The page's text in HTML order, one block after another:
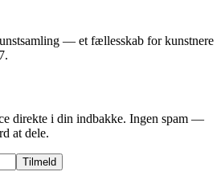
— et fællesskab for kunstnere
direkte i din indbakke. Ingen spam —
at dele.
Tilmeld